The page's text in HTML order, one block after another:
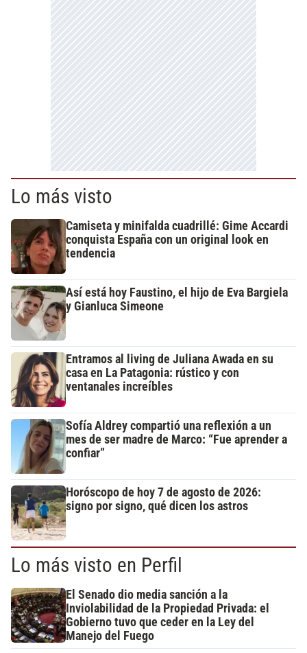
Lo más visto
Camiseta y minifalda cuadrillé: Gime Accardi
conquista España con un original look en
tendencia
Así está hoy Faustino, el hijo de Eva Bargiela
y Gianluca Simeone
Entramos al living de Juliana Awada en su
casa en La Patagonia: rústico y con
ventanales increíbles
Sofía Aldrey compartió una reflexión a un
mes de ser madre de Marco: “Fue aprender a
confiar”
Horóscopo de hoy 7 de agosto de 2026:
signo por signo, qué dicen los astros
Lo más visto en Perfil
El Senado dio media sanción a la
Inviolabilidad de la Propiedad Privada: el
Gobierno tuvo que ceder en la Ley del
Manejo del Fuego